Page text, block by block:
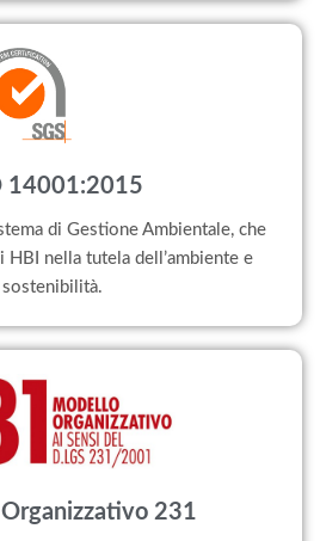
14001:2015
di Gestione Ambientale, che
HBI nella tutela dell’ambiente e
sostenibilità.
231